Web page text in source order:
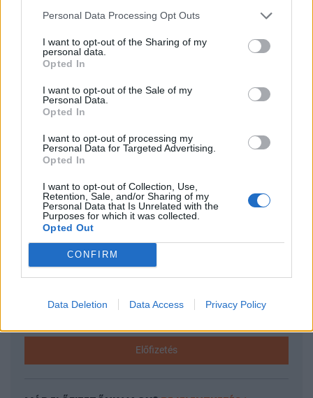
Personal Data Processing Opt Outs
I want to opt-out of the Sharing of my
personal data.
Opted In
I want to opt-out of the Sale of my
Personal Data.
Opted In
I want to opt-out of processing my
Personal Data for Targeted Advertising.
Opted In
I want to opt-out of Collection, Use,
Retention, Sale, and/or Sharing of my
Personal Data that Is Unrelated with the
Purposes for which it was collected.
Opted Out
CONFIRM
Data Deletion Data Access Privacy Policy
részleteket a Institut der deutschen Wirtschaft (IW) friss
jelentése, amely szerint 2022-ben a Kínából származó
részesedése a teljes behozatalból mintegy 13%-ra
emelkedett. A kínai termékek jelentőségének ez a
A keresett cikk a portfolio.hu hírarchívumához
tartozik, melynek olvasása előfizetéses
regisztrációhoz kötött.
Az előfizetés a következőket tartalmazza:
Portfolio.hu teljes cikkarchívum
Kötéslisták: BÉT elmúlt 2 év napon belüli
Előfizetés